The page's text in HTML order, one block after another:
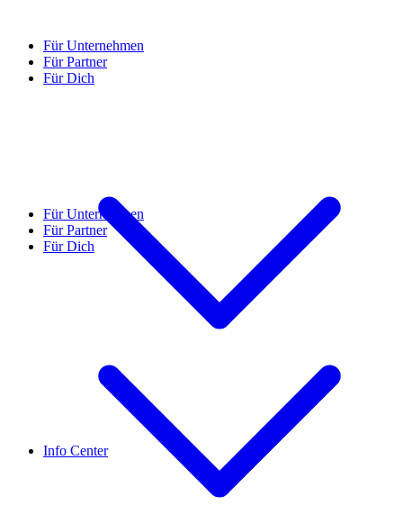
Für Unternehmen
Für Partner
Für Dich
Info Center
Für Unternehmen
Für Partner
Für Dich